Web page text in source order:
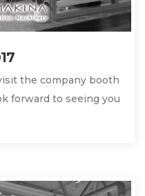
the company booth
forward to seeing you